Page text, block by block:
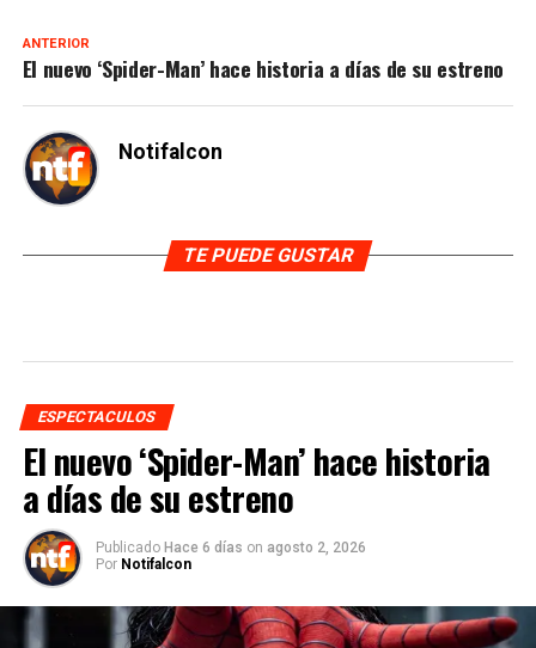
ANTERIOR
El nuevo ‘Spider-Man’ hace historia a días de su estreno
Notifalcon
TE PUEDE GUSTAR
ESPECTACULOS
El nuevo ‘Spider-Man’ hace historia
a días de su estreno
Publicado Hace 6 días on agosto 2, 2026
Por Notifalcon